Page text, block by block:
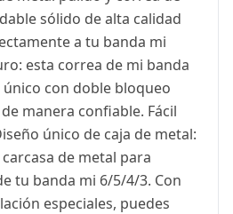
sólido de alta calidad
a tu banda mi
esta correa de mi banda
con doble bloqueo
manera confiable. Fácil
único de caja de metal:
de metal para
tu banda mi 6/5/4/3. Con
especiales, puedes